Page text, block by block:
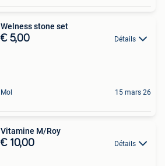
Welness stone set
€ 5,00 Détails
Mol 15 mars 26
Vitamine M/Roy
€ 10,00 Détails